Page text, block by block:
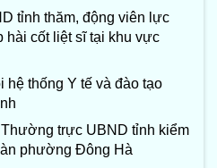
tỉnh thăm, động viên lực
hài cốt liệt sĩ tại khu vực
hệ thống Y tế và đào tạo
trực UBND tỉnh kiểm
phường Đông Hà